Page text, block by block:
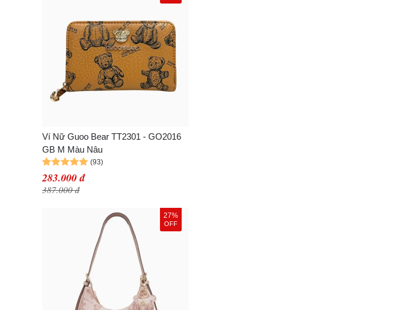
Ví Nữ Guoo Bear TT2301 - GO2016
GB M Màu Nâu
283.000 đ
387.000 đ
27%
OFF